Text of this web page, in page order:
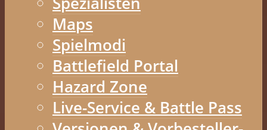
Maps
Spielmodi
Battlefield Portal
Hazard Zone
Live-Service & Battle Pass